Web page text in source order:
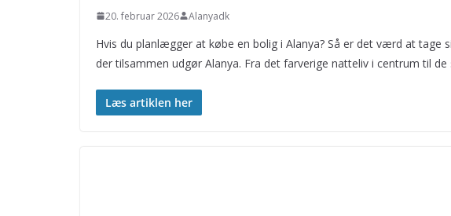
20. februar 2026 Alanyadk
Hvis du planlægger at købe en bolig i Alanya? Så er det værd at tage
der tilsammen udgør Alanya. Fra det farverige natteliv i centrum til de
Læs artiklen her